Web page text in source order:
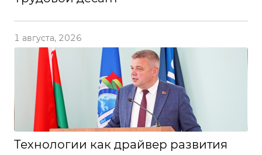
1 августа, 2026
Технологии как драйвер развития